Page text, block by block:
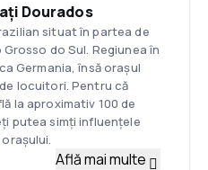
Dourados
situat în partea de
do Sul. Regiunea în
Germania, însă orașul
locuitori. Pentru că
la aproximativ 100 de
putea simți influențele
Află mai multe